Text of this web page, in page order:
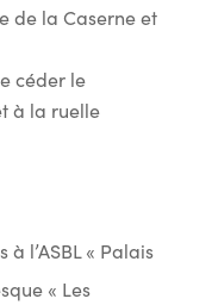
de la Caserne et
céder le
à la ruelle
l’ASBL « Palais
« Les